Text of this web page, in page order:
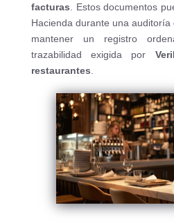
facturas . Estos documentos
Hacienda durante una
mantener un registro
trazabilidad exigida por
restaurantes